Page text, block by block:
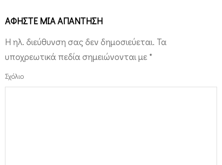
ΑΦΉΣΤΕ ΜΙΑ ΑΠΆΝΤΗΣΗ
Η ηλ. διεύθυνση σας δεν δημοσιεύεται. Τα
υποχρεωτικά πεδία σημειώνονται με *
Σχόλιο